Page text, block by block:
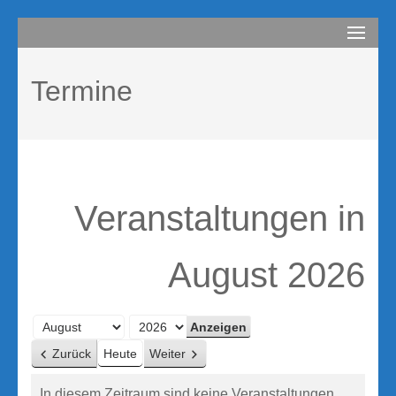
Inhalt
(Enter
drücken)
compurem
Termine
Veranstaltungen in
August 2026
Monat
Jahr
Zurück Heute Weiter